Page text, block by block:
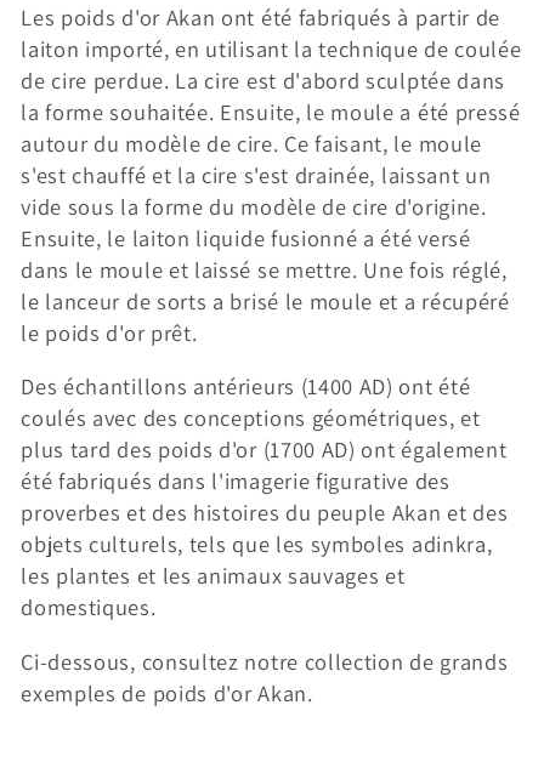
Les poids d'or Akan ont été fabriqués à partir de
laiton importé, en utilisant la technique de coulée
de cire perdue. La cire est d'abord sculptée dans
la forme souhaitée. Ensuite, le moule a été pressé
autour du modèle de cire. Ce faisant, le moule
s'est chauffé et la cire s'est drainée, laissant un
vide sous la forme du modèle de cire d'origine.
Ensuite, le laiton liquide fusionné a été versé
dans le moule et laissé se mettre. Une fois réglé,
le lanceur de sorts a brisé le moule et a récupéré
le poids d'or prêt.
Des échantillons antérieurs (1400 AD) ont été
coulés avec des conceptions géométriques, et
plus tard des poids d'or (1700 AD) ont également
été fabriqués dans l'imagerie figurative des
proverbes et des histoires du peuple Akan et des
objets culturels, tels que les symboles adinkra,
les plantes et les animaux sauvages et
domestiques.
Ci-dessous, consultez notre collection de grands
exemples de poids d'or Akan.